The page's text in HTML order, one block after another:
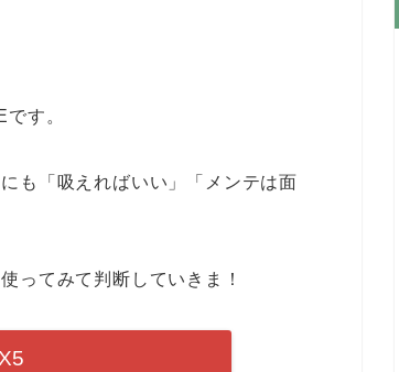
す。
も「吸えればいい」「メンテは面
ってみて判断していきま！